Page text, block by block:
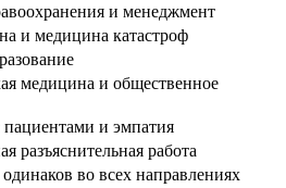
и менеджмент
и медицина катастроф
медицина и общественное
и эмпатия
разъяснительная работа
во всех направлениях